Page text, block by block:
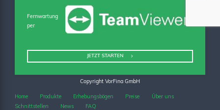
Fernwartung
per
JETZT STARTEN
Copyright VorFina GmbH
Home Produkte Erhebungsbögen Preise
Über uns
Schnittstellen
News FAQ